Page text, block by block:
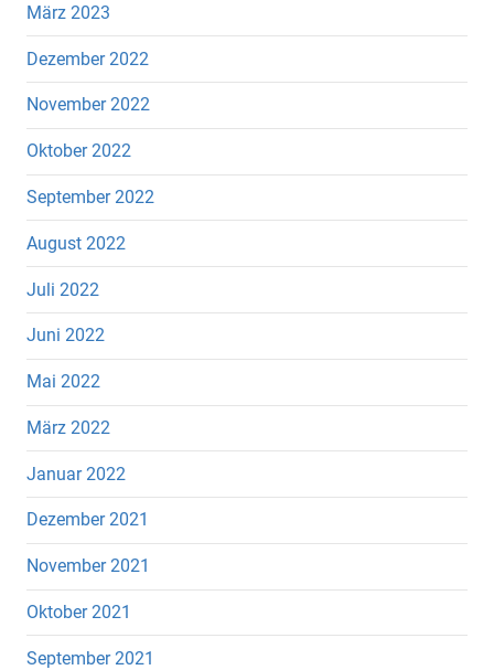
März 2023
Dezember 2022
November 2022
Oktober 2022
September 2022
August 2022
Juli 2022
Juni 2022
Mai 2022
März 2022
Januar 2022
Dezember 2021
November 2021
Oktober 2021
September 2021